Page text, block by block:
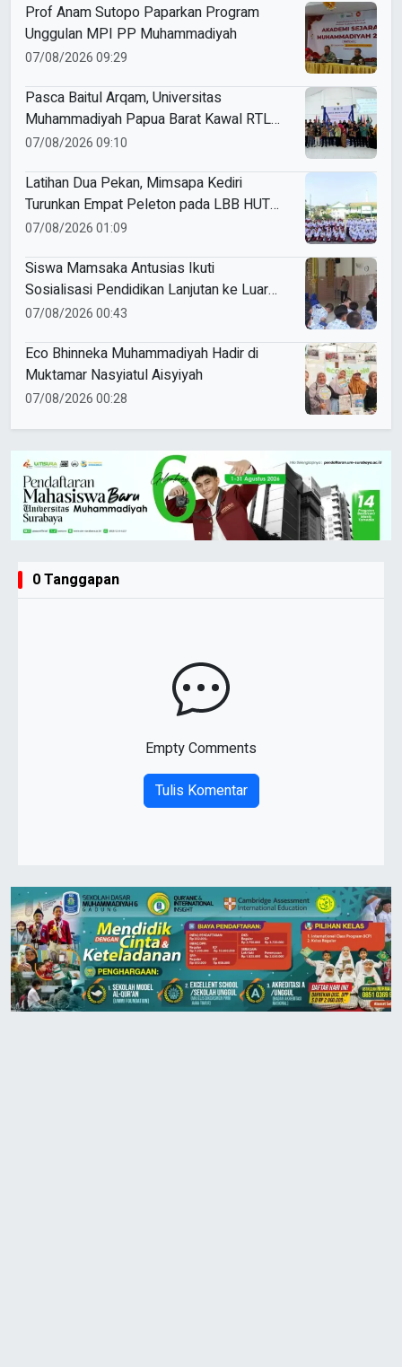
Prof Anam Sutopo Paparkan Program
Unggulan MPI PP Muhammadiyah
07/08/2026 09:29
Pasca Baitul Arqam, Universitas
Muhammadiyah Papua Barat Kawal RTL
Peserta Selama Enam Bulan
07/08/2026 09:10
Latihan Dua Pekan, Mimsapa Kediri
Turunkan Empat Peleton pada LBB HUT
Ke-81 RI Kecamatan Pare
07/08/2026 01:09
Siswa Mamsaka Antusias Ikuti
Sosialisasi Pendidikan Lanjutan ke Luar
Negeri
07/08/2026 00:43
Eco Bhinneka Muhammadiyah Hadir di
Muktamar Nasyiatul Aisyiyah
07/08/2026 00:28
0 Tanggapan
Empty Comments
Tulis Komentar